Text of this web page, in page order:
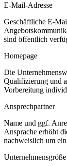
E-Mail-Adresse
Geschäftliche E-
sind öffentlich
Homepage
Die
Qualifizierung und
Vorbereitung
Ansprechpartner
Name und ggf.
Ansprache erhöht
nachweislich um
Unternehmensgröße